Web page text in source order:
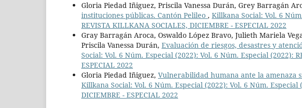
Gloria Piedad Iñiguez, Priscila Vanessa Durán, Grey Barragán
instituciones públicas. Cantón Pelileo , Killkana Social: Vol. 6
REVISTA KILLKANA SOCIALES, DICIEMBRE - ESPECIAL 2022
Gray Barragán Aroca, Oswaldo López Bravo, Julieth Mariela
Priscila Vanessa Durán, Evaluación de riesgos, desastres y
Social: Vol. 6 Núm. Especial (2022): Vol. 6 Núm. Especial (2022):
ESPECIAL 2022
Gloria Piedad Iñiguez, Vulnerabilidad humana ante la amenaza
Killkana Social: Vol. 6 Núm. Especial (2022): Vol. 6 Núm. Especial
DICIEMBRE - ESPECIAL 2022